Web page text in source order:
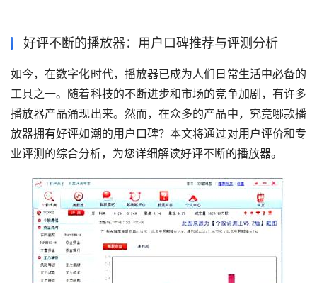
好评不断的播放器：用户口碑推荐与评测分析
如今，在数字化时代，播放器已成为人们日常生活中必备的
工具之一。随着科技的不断进步和市场的竞争加剧，有许多
播放器产品涌现出来。然而，在众多的产品中，究竟哪款播
放器拥有好评如潮的用户口碑？本文将通过对用户评价和专
业评测的综合分析，为您详细解读好评不断的播放器。